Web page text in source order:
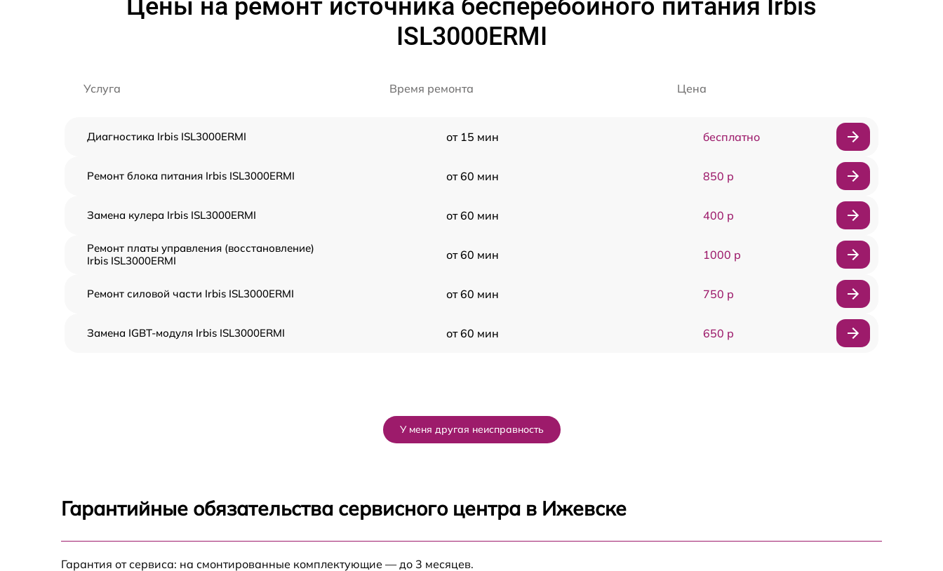
Цены на ремонт источника бесперебойного питания Irbis
ISL3000ERMI
Услуга Время ремонта Цена
Диагностика Irbis ISL3000ERMI от 15 мин бесплатно
Ремонт блока питания Irbis ISL3000ERMI от 60 мин 850 р
Замена кулера Irbis ISL3000ERMI от 60 мин 400 р
Ремонт платы управления (восстановление)
Irbis ISL3000ERMI
от 60 мин 1000 р
Ремонт силовой части Irbis ISL3000ERMI от 60 мин 750 р
Замена IGBT-модуля Irbis ISL3000ERMI от 60 мин 650 р
У меня другая неисправность
Гарантийные обязательства сервисного центра в Ижевске
Гарантия от сервиса: на смонтированные комплектующие — до 3 месяцев.